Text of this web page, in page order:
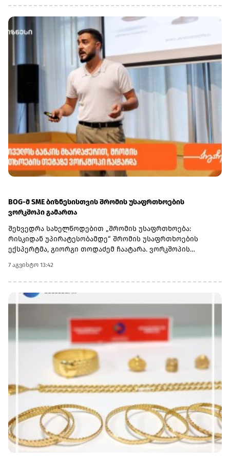
BOG-მ SME ბიზნესისთვის შრომის უსაფრთხოების
ვორკშოპი გამართა
შეხვედრა სახელწოდებით „შრომის უსაფრთხოება:
რისკიდან უპირატესობამდე“ შრომის უსაფრთხოების
ექსპერტმა, გიორგი თოდაძემ ჩაატარა. ვორკშოპის
იმის შესახებ, თუ როგორ იქცევა უსაფრთხოების
სტანდარტების დანერგვა ბიზნესის მდგრადი
განვითარების, ფინანსური სტაბილურობისა და
რეპუტაციის გაძლიერების ინსტრუმენტად.ღონისძიებაზე
როგორიცაა უსაფრთხოების ეკონომიკა და ინვესტიციის
უკუგება (ROI); როგორ გადაიქცეს უსაფრთხოება ბიზნესის
სტრატეგიულ უპირატესობად; თანამშრომელთა
რესურსების მართვა; ლიდერის როლი უსაფრთხოების
კულტურის ჩამოყალიბებაში და ნდობაზე დაფუძნებული
სამუშაო გარემოს შექმნა.მონაწილეებმა ასევე მიიღეს
პრაქტიკული რეკომენდაციები კრიზისების მართვისა და
ბიზნესის უწყვეტობის დაგეგმვის (BCP) მიმართულებით -
როგორ მოემზადონ კომპანიები ფორსმაჟორული
სიტუაციებისთვის და შეამცირონ შესაძლო ფინანსური თუ
ოპერაციული რისკები.„საქართველოს ბანკი მცირე და
საშუალო ბიზნესის მხარდასაჭერად მუდმივად ქმნის ახალ
შესაძლებლობებს. მოხარული ვართ, რომ გვაქვს
7 აგვისტო 13:42